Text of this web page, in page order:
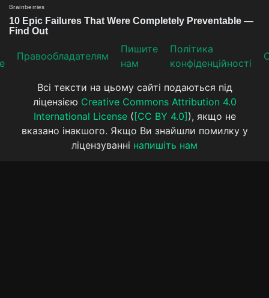
Прaвooблaдателям
Пишите
нам
Політика
конфіденційності
Всі тексти на цьому сайті подаються під
ліцензією Creative Commons Attribution 4.0
International License( [CC BY 4.0] ), якщо не
вказано інакшого. Якщо Ви знайшли помилку у
ліцензуванні напишіть нам